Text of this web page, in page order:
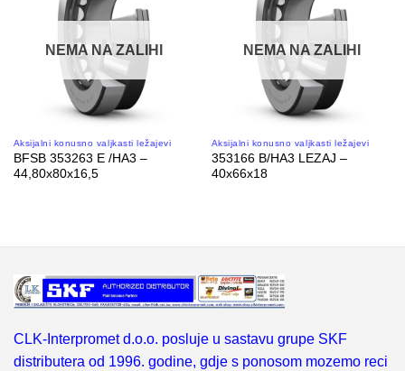
NEMA NA ZALIHI
Aksijalni konusno valjkasti ležajevi
BFSB 353263 E /HA3 –
44,80x80x16,5
NEMA NA ZALIHI
Aksijalni konusno valjkasti ležajevi
353166 B/HA3 LEZAJ –
40x66x18
CLK-Interpromet d.o.o. posluje u sastavu grupe SKF
distributera od 1996. godine, gdje s ponosom mozemo reci